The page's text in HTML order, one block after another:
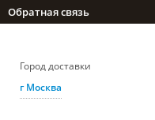
Обратная связь
Город доставки
г Москва